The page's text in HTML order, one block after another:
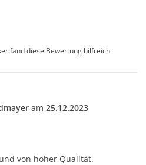
fand diese Bewertung hilfreich.
am 25.12.2023
von hoher Qualität.